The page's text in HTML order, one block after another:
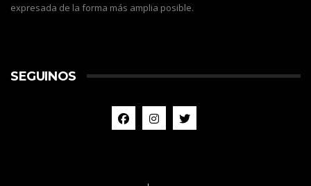
expresada de la forma más amplia posible.
SEGUINOS